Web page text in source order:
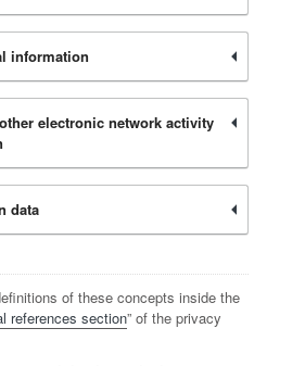
information
electronic network activity
data
of these concepts inside the
references section” of the privacy